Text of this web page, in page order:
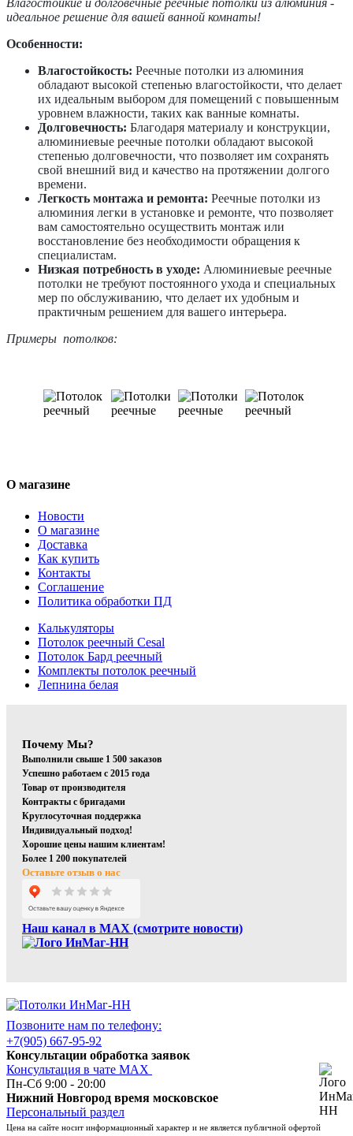
Влагостойкие и долговечные реечные потолки из алюминия -
идеальное решение для вашей ванной комнаты!
Особенности:
Влагостойкость: Реечные потолки из алюминия
обладают высокой степенью влагостойкости, что делает
их идеальным выбором для помещений с повышенным
уровнем влажности, таких как ванные комнаты.
Долговечность: Благодаря материалу и конструкции,
алюминиевые реечные потолки обладают высокой
степенью долговечности, что позволяет им сохранять
свой внешний вид и качество на протяжении долгого
времени.
Легкость монтажа и ремонта: Реечные потолки из
алюминия легки в установке и ремонте, что позволяет
вам самостоятельно осуществить монтаж или
восстановление без необходимости обращения к
специалистам.
Низкая потребность в уходе: Алюминиевые реечные
потолки не требуют постоянного ухода и специальных
мер по обслуживанию, что делает их удобным и
практичным решением для вашего интерьера.
Примеры потолков:
О магазине
Новости
О магазине
Доставка
Как купить
Контакты
Соглашение
Политика обработки ПД
Калькуляторы
Потолок реечный Cesal
Потолок Бард реечный
Комплекты потолок реечный
Лепнина белая
Почему Мы?
Выполнили свыше 1 500 заказов
Успешно работаем с 2015 года
Товар от производителя
Контракты с бригадами
Круглосуточная поддержка
Индивидуальный подход!
Хорошие цены нашим клиентам!
Более 1 200 покупателей
Оставьте отзыв о нас
Наш канал в МАХ (смотрите новости)
Позвоните нам по телефону:
+7(905) 667-95-92
Консультации обработка заявок
Консультация в чате МАХ
Пн-Сб 9:00 - 20:00
Нижний Новгород время московское
Персональный раздел
Цена на сайте носит информационный характер и не является публичной офертой